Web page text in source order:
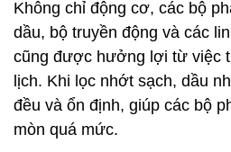
Không chỉ động cơ, các bộ
dầu, bộ truyền động và các
cũng được hưởng lợi từ việc
lịch. Khi lọc nhớt sạch, dầu
đều và ổn định, giúp các bộ
mòn quá mức.